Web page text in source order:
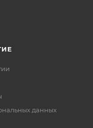
данных